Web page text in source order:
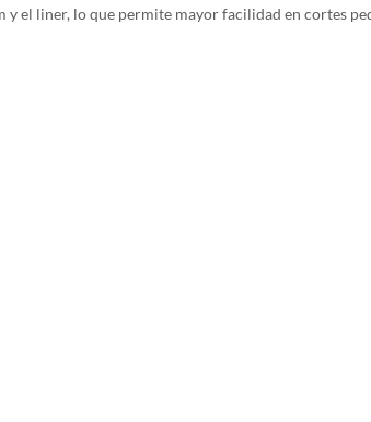
y el liner, lo que permite mayor facilidad en cortes